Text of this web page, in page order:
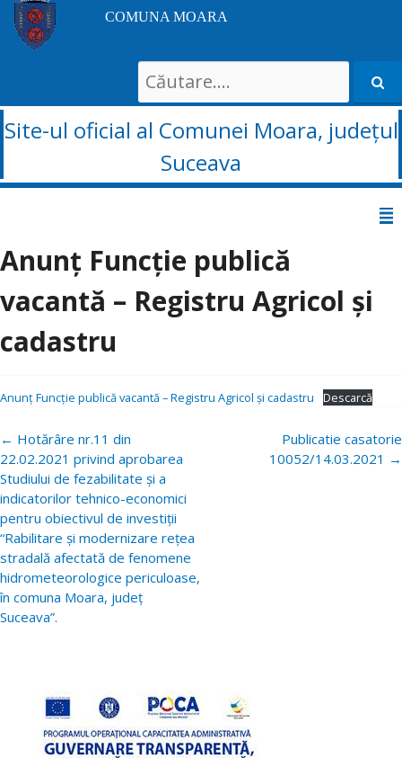
COMUNA MOARA
Search
for:
Site-ul oficial al Comunei Moara, județul
Suceava
conținut
Anunț Funcție publică
vacantă – Registru Agricol și
cadastru
Anunț Funcție publică vacantă – Registru Agricol și cadastru Descarcă
Navigare
postări
← Hotărâre nr.11 din
22.02.2021 privind aprobarea
Studiului de fezabilitate și a
indicatorilor tehnico-economici
pentru obiectivul de investiții
“Rabilitare și modernizare rețea
stradală afectată de fenomene
hidrometeorologice periculoase,
în comuna Moara, județ
Suceava”.
Publicatie casatorie
10052/14.03.2021 →